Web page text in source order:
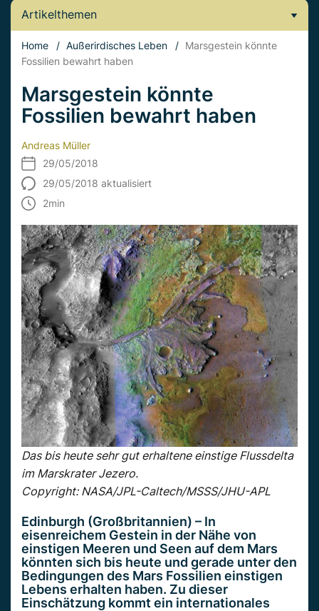
Artikelthemen
Home / Außerirdisches Leben / Marsgestein könnte
Fossilien bewahrt haben
Marsgestein könnte
Fossilien bewahrt haben
Andreas Müller
29/05/2018
29/05/2018 aktualisiert
2min
Das bis heute sehr gut erhaltene einstige Flussdelta
im Marskrater Jezero.
Copyright: NASA/JPL-Caltech/MSSS/JHU-APL
Edinburgh (Großbritannien) – In
eisenreichem Gestein in der Nähe von
einstigen Meeren und Seen auf dem Mars
könnten sich bis heute und gerade unter den
Bedingungen des Mars Fossilien einstigen
Lebens erhalten haben. Zu dieser
Einschätzung kommt ein internationales